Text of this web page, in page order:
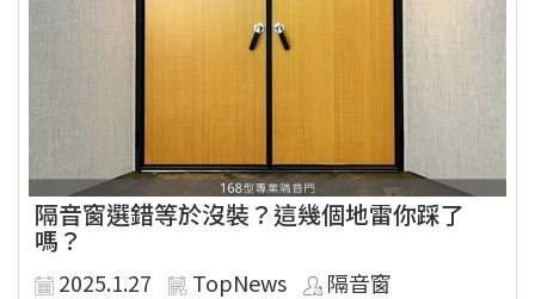
隔音窗選錯等於沒裝？這幾個地雷你踩了
嗎？
2025.1.27 TopNews 隔音窗